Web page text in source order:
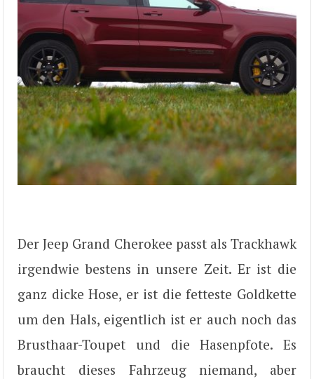
Der Jeep Grand Cherokee passt als Trackhawk
irgendwie bestens in unsere Zeit. Er ist die
ganz dicke Hose, er ist die fetteste Goldkette
um den Hals, eigentlich ist er auch noch das
Brusthaar-Toupet und die Hasenpfote. Es
braucht dieses Fahrzeug niemand, aber